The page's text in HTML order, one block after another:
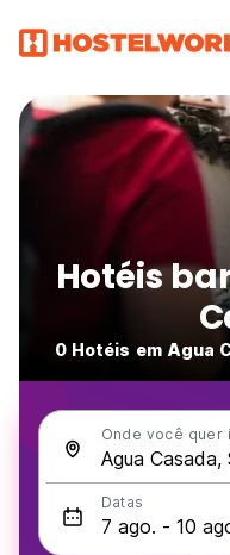
Hotéis
0 Hotéis em Agua
Onde você quer
Datas